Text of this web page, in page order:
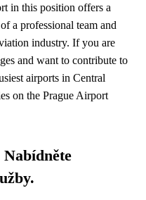
in this position offers a
a professional team and
industry. If you are
and want to contribute to
airports in Central
on the Prague Airport